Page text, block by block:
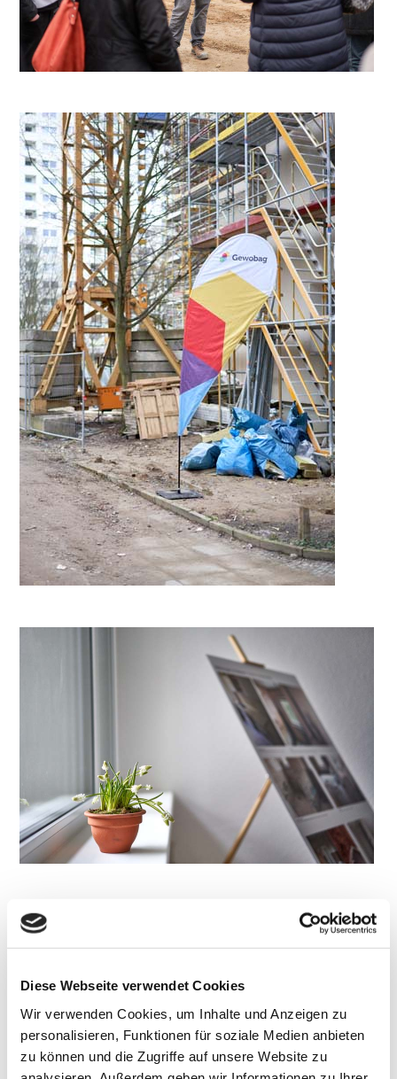
Diese Webseite verwendet Cookies
Wir verwenden Cookies, um Inhalte und Anzeigen zu
personalisieren, Funktionen für soziale Medien anbieten
zu können und die Zugriffe auf unsere Website zu